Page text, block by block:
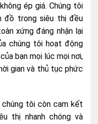
ép giá. Chúng tôi
đồ trong siêu thị đều
xứng đáng nhận lại
chúng tôi hoạt động
bạn mọi lúc mọi nơi,
gian và thủ tục phức
chúng tôi còn cam kết
thị nhanh chóng và